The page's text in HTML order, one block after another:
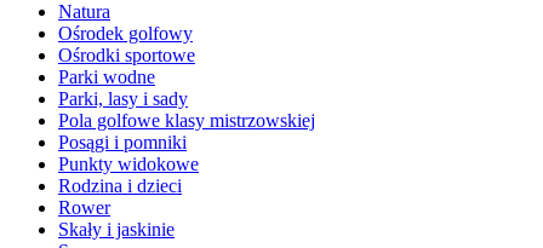
Natura
Ośrodek golfowy
Ośrodki sportowe
Parki wodne
Parki, lasy i sady
Pola golfowe klasy mistrzowskiej
Posągi i pomniki
Punkty widokowe
Rodzina i dzieci
Rower
Skały i jaskinie